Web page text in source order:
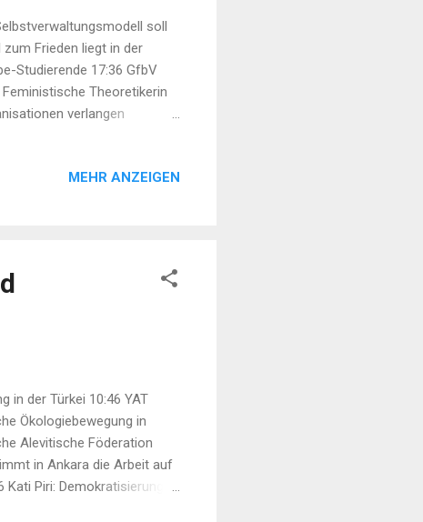
soll
zum Frieden liegt in der
Studierende 17:36 GfbV
Theoretikerin
verlangen
MEHR ANZEIGEN
in der Türkei 10:46 YAT
Ökologiebewegung in
Alevitische Föderation
in Ankara die Arbeit auf
Piri: Demokratisierung